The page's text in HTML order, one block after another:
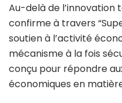
Au-delà de l’innovation
confirme à travers
soutien à l’activité
mécanisme à la fois
conçu pour répondre
économiques en